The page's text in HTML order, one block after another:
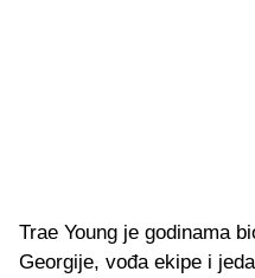
Trae Young je godinama
Georgije, vođa ekipe i